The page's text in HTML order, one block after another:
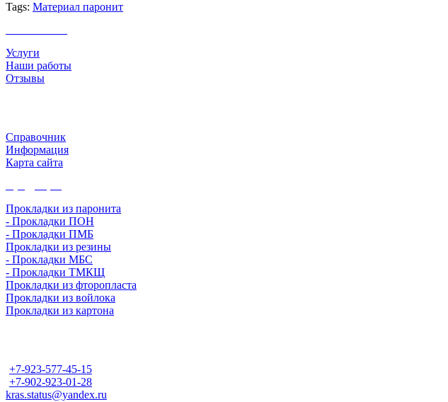
Tags: Материал паронит
Услуги
Наши работы
Отзывы
Справочник
Информация
Карта сайта
Прокладки из паронита
- Прокладки ПОН
- Прокладки ПМБ
Прокладки из резины
- Прокладки МБС
- Прокладки ТМКЩ
Прокладки из фторопласта
Прокладки из войлока
Прокладки из картона
+7-923-577-45-15
+7-902-923-01-28
kras.status@yandex.ru